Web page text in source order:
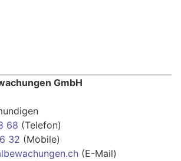
GmbH
68 (Telefon)
32 (Mobile)
(E-Mail)